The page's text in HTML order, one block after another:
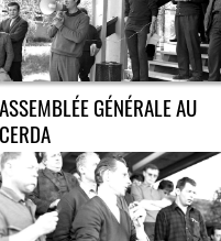
ASSEMBLÉE GÉNÉRALE AU
CERDA